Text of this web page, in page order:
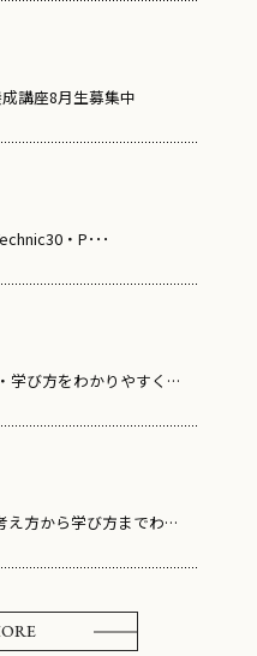
講座8月生募集中
・P･･･
食空間デザインとは？意味・構成要素・学び方をわかりやすく解説
テーブルコーディネートとは？基本の考え方から学び方までわかり･･･